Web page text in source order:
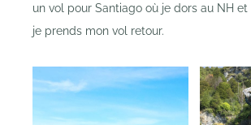
un vol pour Santiago où je dors au NH
je prends mon vol retour.